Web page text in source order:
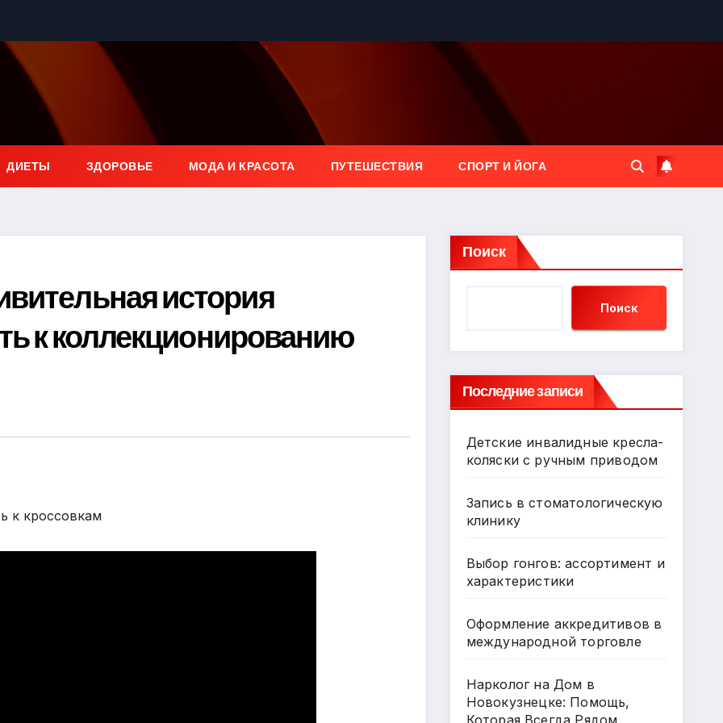
ДИЕТЫ ЗДОРОВЬЕ МОДА И КРАСОТА ПУТЕШЕСТВИЯ СПОРТ И ЙОГА
история
к коллекционированию
Поиск
Поиск
Последние записи
Детские инвалидные кресла-
коляски с ручным приводом
Запись в стоматологическую
клинику
Выбор гонгов: ассортимент и
характеристики
Оформление аккредитивов в
международной торговле
Нарколог на Дом в
Новокузнецке: Помощь,
Которая Всегда Рядом